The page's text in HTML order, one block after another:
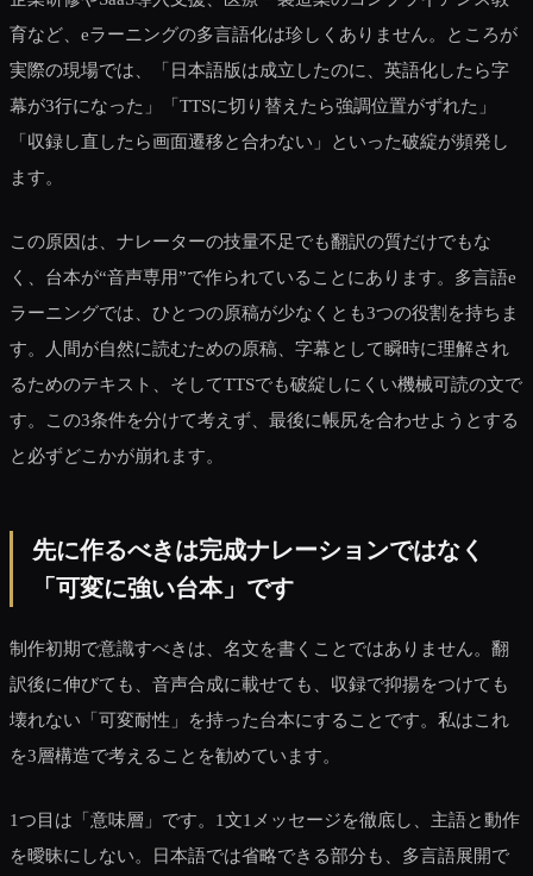
育など、eラーニングの多言語化は珍しくありません。ところが
実際の現場では、「日本語版は成立したのに、英語化したら字
幕が3行になった」「TTSに切り替えたら強調位置がずれた」
「収録し直したら画面遷移と合わない」といった破綻が頻発し
ます。
この原因は、ナレーターの技量不足でも翻訳の質だけでもな
く、台本が“音声専用”で作られていることにあります。多言語e
ラーニングでは、ひとつの原稿が少なくとも3つの役割を持ちま
す。人間が自然に読むための原稿、字幕として瞬時に理解され
るためのテキスト、そしてTTSでも破綻しにくい機械可読の文で
す。この3条件を分けて考えず、最後に帳尻を合わせようとする
と必ずどこかが崩れます。
先に作るべきは完成ナレーションではなく
「可変に強い台本」です
制作初期で意識すべきは、名文を書くことではありません。翻
訳後に伸びても、音声合成に載せても、収録で抑揚をつけても
壊れない「可変耐性」を持った台本にすることです。私はこれ
を3層構造で考えることを勧めています。
1つ目は「意味層」です。1文1メッセージを徹底し、主語と動作
を曖昧にしない。日本語では省略できる部分も、多言語展開で